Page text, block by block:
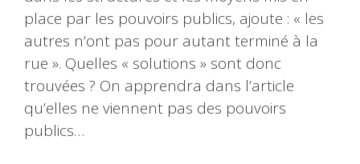
place par les pouvoirs publics, ajoute : « les
autres n’ont pas pour autant terminé à la
rue ». Quelles « solutions » sont donc
trouvées ? On apprendra dans l’article
qu’elles ne viennent pas des pouvoirs
publics…